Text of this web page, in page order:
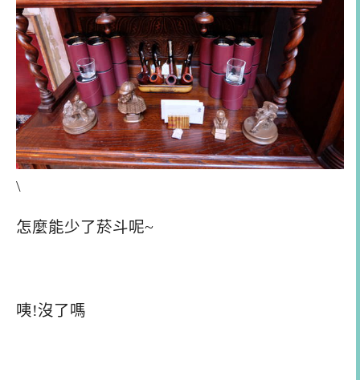
\
怎麼能少了菸斗呢~
咦!沒了嗎